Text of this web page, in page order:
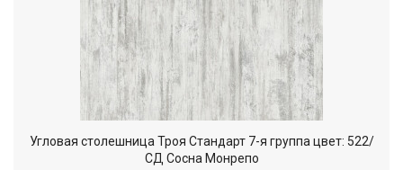
Угловая столешница Троя Стандарт 7-я группа цвет: 522/
СД Сосна Монрепо